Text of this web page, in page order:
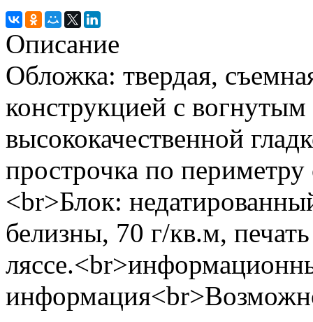
Описание
Обложка: твердая,
конструкцией с
высококачественной
прострочка по
<br>Блок:
белизны, 70 г/кв.м,